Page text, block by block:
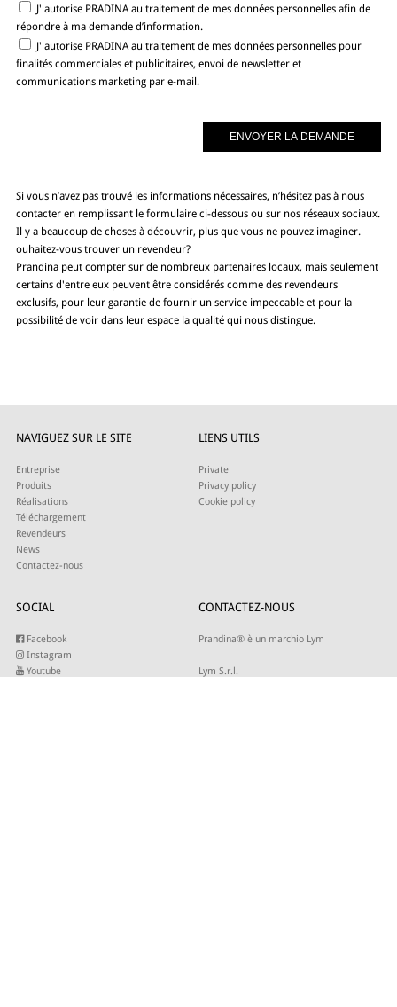
J' autorise PRADINA au traitement de mes données personnelles afin de
répondre à ma demande d’information.
J' autorise PRADINA au traitement de mes données personnelles pour
finalités commerciales et publicitaires, envoi de newsletter et
communications marketing par e-mail.
Si vous n’avez pas trouvé les informations nécessaires, n’hésitez pas à nous
contacter en remplissant le formulaire ci-dessous ou sur nos réseaux sociaux.
Il y a beaucoup de choses à découvrir, plus que vous ne pouvez imaginer.
ouhaitez-vous trouver un revendeur?
Prandina peut compter sur de nombreux partenaires locaux, mais seulement
certains d'entre eux peuvent être considérés comme des revendeurs
exclusifs, pour leur garantie de fournir un service impeccable et pour la
possibilité de voir dans leur espace la qualité qui nous distingue.
NAVIGUEZ SUR LE SITE
Entreprise
Produits
Réalisations
Téléchargement
Revendeurs
News
Contactez-nous
LIENS UTILS
Private
Privacy policy
Cookie policy
SOCIAL
Facebook
Instagram
Youtube
CONTACTEZ-NOUS
Prandina® è un marchio Lym
Lym S.r.l.